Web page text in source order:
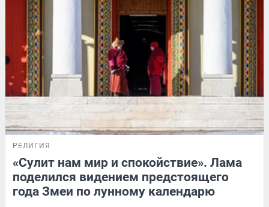
РЕЛИГИЯ
«Сулит нам мир и спокойствие». Лама
поделился видением предстоящего
года Змеи по лунному календарю